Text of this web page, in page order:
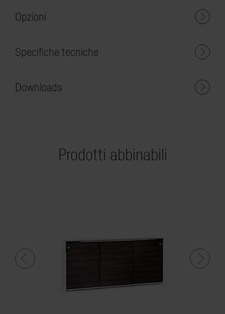
Opzioni
Specifiche tecniche
Downloads
Prodotti abbinabili